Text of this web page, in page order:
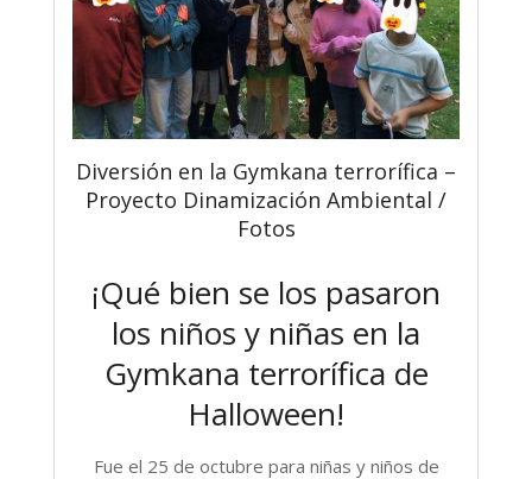
Diversión en la Gymkana terrorífica –
Proyecto Dinamización Ambiental /
Fotos
¡Qué bien se los pasaron
los niños y niñas en la
Gymkana terrorífica de
Halloween!
Fue el 25 de octubre para niñas y niños de